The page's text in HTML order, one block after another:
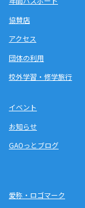
協賛店
アクセス
団体の利用
校外学習・修学旅行
イベント
お知らせ
GAOっとブログ
愛称・ロゴマーク